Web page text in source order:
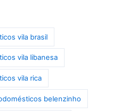
vila brasil
vila libanesa
vila rica
belenzinho